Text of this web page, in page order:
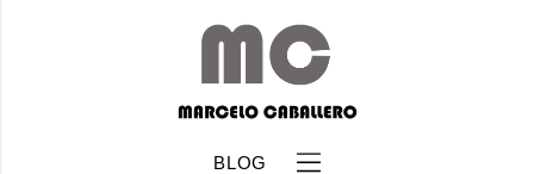
BLOG